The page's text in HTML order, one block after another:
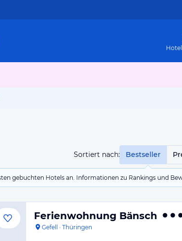
Sortiert nach: Bestseller
gebuchten Hotels an. Informationen zu Rankings und
Ferienwohnung Bänsch
Gefell · Thüringen